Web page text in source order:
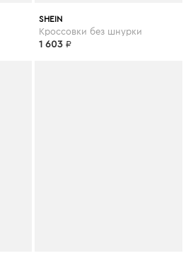
SHEIN
Кроссовки без шнурки
1 603 ₽